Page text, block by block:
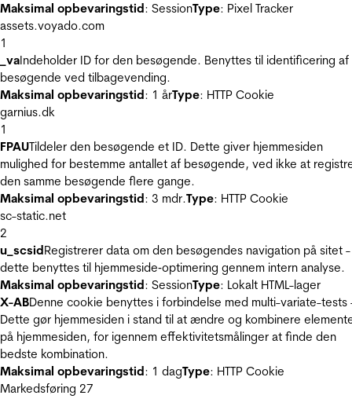
Maksimal opbevaringstid: SessionType: Pixel Tracker
assets.voyado.com
1
_vaIndeholder ID for den besøgende. Benyttes til identificering af
besøgende ved tilbagevending.
Maksimal opbevaringstid: 1 årType: HTTP Cookie
garnius.dk
1
FPAUTildeler den besøgende et ID. Dette giver hjemmesiden
mulighed for bestemme antallet af besøgende, ved ikke at
den samme besøgende flere gange.
Maksimal opbevaringstid: 3 mdr.Type: HTTP Cookie
sc-static.net
2
u_scsidRegistrerer data om den besøgendes navigation på sitet -
dette benyttes til hjemmeside‐optimering gennem intern analyse.
Maksimal opbevaringstid: SessionType: Lokalt HTML-lager
X-ABDenne cookie benyttes i forbindelse med multi-variate-tests
Dette gør hjemmesiden i stand til at ændre og kombinere
på hjemmesiden, for igennem effektivitetsmålinger at finde den
bedste kombination.
Maksimal opbevaringstid: 1 dagType: HTTP Cookie
Markedsføring 27